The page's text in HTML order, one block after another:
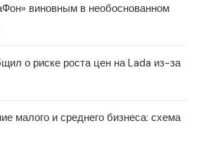
виновным в необоснованном
о риске роста цен на Lada из-за
малого и среднего бизнеса: схема